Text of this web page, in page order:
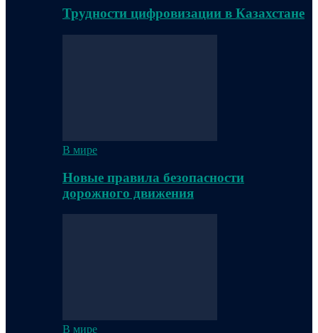
Трудности цифровизации в Казахстане
В мире
Новые правила безопасности
дорожного движения
В мире